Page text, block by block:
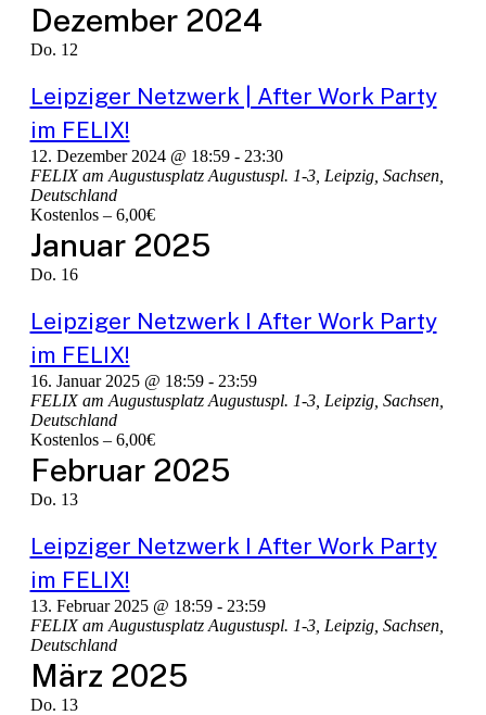
Dezember 2024
Do. 12
Leipziger Netzwerk | After Work Party
im FELIX!
12. Dezember 2024 @ 18:59- 23:30
FELIX am Augustusplatz Augustuspl. 1-3, Leipzig, Sachsen,
Deutschland
Kostenlos – 6,00€
Januar 2025
Do. 16
Leipziger Netzwerk I After Work Party
im FELIX!
16. Januar 2025 @ 18:59- 23:59
FELIX am Augustusplatz Augustuspl. 1-3, Leipzig, Sachsen,
Deutschland
Kostenlos – 6,00€
Februar 2025
Do. 13
Leipziger Netzwerk I After Work Party
im FELIX!
13. Februar 2025 @ 18:59- 23:59
FELIX am Augustusplatz Augustuspl. 1-3, Leipzig, Sachsen,
Deutschland
März 2025
Do. 13